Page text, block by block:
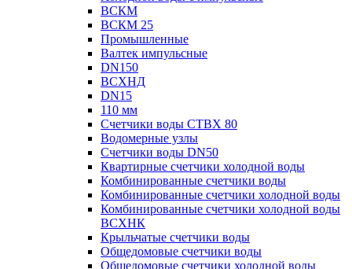
ВСКМ
ВСКМ 25
Промышленные
Валтек импульсные
DN150
ВСХНД
DN15
110 мм
Счетчики воды СТВХ 80
Водомерные узлы
Счетчики воды DN50
Квартирные счетчики холодной воды
Комбинированные счетчики воды
Комбинированные счетчики холодной воды
Комбинированные счетчики холодной воды
ВСХНК
Крыльчатые счетчики воды
Общедомовые счетчики воды
Общедомовые счетчики холодной воды